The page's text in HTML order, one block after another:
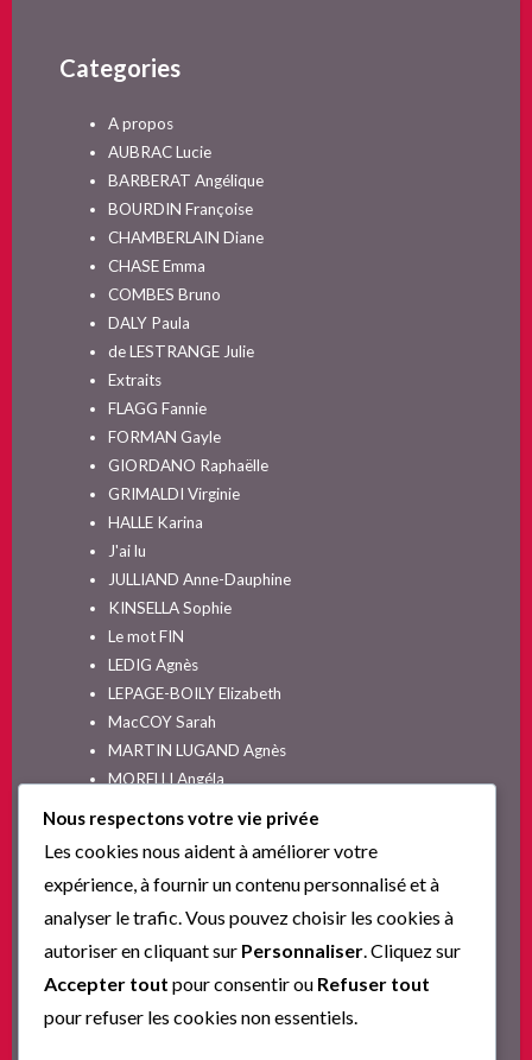
Categories
A propos
AUBRAC Lucie
BARBERAT Angélique
BOURDIN Françoise
CHAMBERLAIN Diane
CHASE Emma
COMBES Bruno
DALY Paula
de LESTRANGE Julie
Extraits
FLAGG Fannie
FORMAN Gayle
GIORDANO Raphaëlle
GRIMALDI Virginie
HALLE Karina
J'ai lu
JULLIAND Anne-Dauphine
KINSELLA Sophie
Le mot FIN
LEDIG Agnès
LEPAGE-BOILY Elizabeth
MacCOY Sarah
MARTIN LUGAND Agnès
MORELLI Angéla
Non classé
PINGUILLY Yves
RIVA Alex
SESKIS Tina
SOLNON Jean-François
Nous respectons votre vie privée
Les cookies nous aident à améliorer votre
expérience, à fournir un contenu personnalisé et à
analyser le trafic. Vous pouvez choisir les cookies à
autoriser en cliquant sur Personnaliser . Cliquez sur
Accepter tout pour consentir ou Refuser tout
pour refuser les cookies non essentiels.